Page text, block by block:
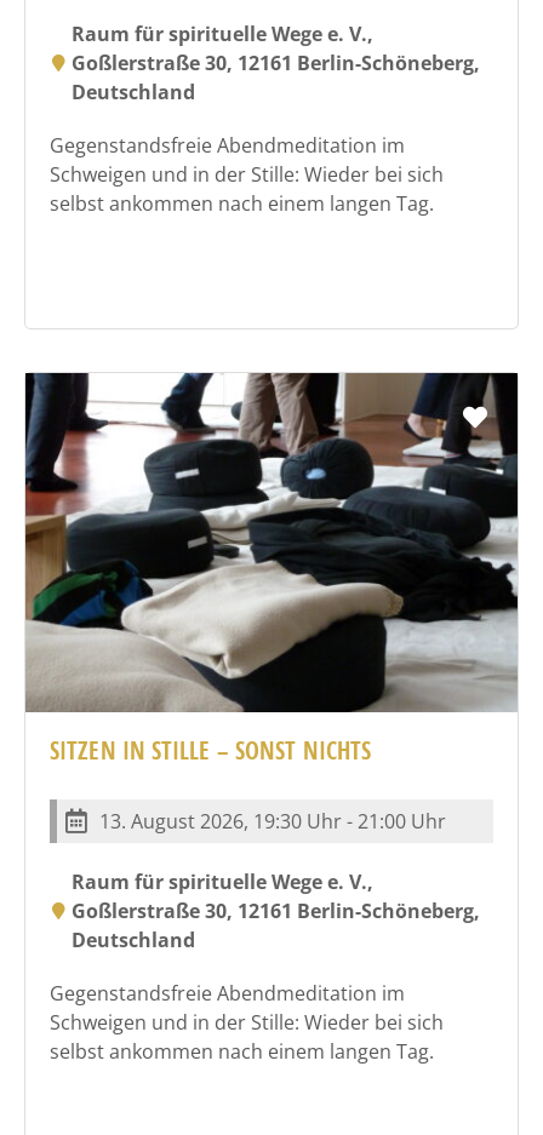
Raum für spirituelle Wege e. V.,
Goßlerstraße 30, 12161 Berlin-Schöneberg,
Deutschland
Gegenstandsfreie Abendmeditation im
Schweigen und in der Stille: Wieder bei sich
selbst ankommen nach einem langen Tag.
SITZEN IN STILLE – SONST NICHTS
13. August 2026, 19:30 Uhr - 21:00 Uhr
Raum für spirituelle Wege e. V.,
Goßlerstraße 30, 12161 Berlin-Schöneberg,
Deutschland
Gegenstandsfreie Abendmeditation im
Schweigen und in der Stille: Wieder bei sich
selbst ankommen nach einem langen Tag.